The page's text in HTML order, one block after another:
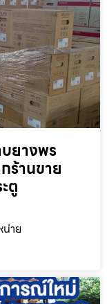
บยางพร
ร้านขาย
ตู
าย